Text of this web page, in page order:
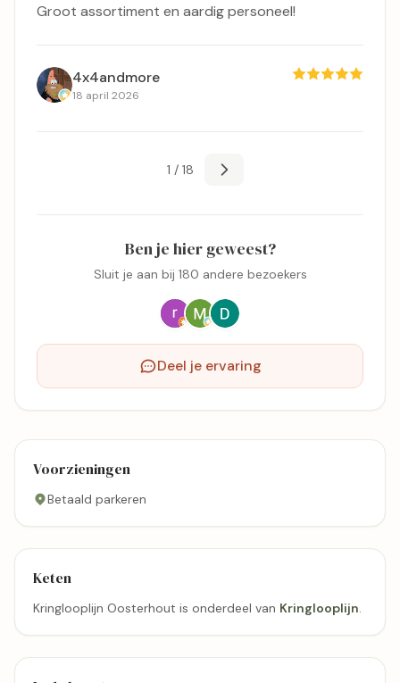
Groot assortiment en aardig personeel!
4x4andmore
18 april 2026
1 / 18
Ben je hier geweest?
Sluit je aan bij 180 andere bezoekers
Deel je ervaring
Voorzieningen
Betaald parkeren
Keten
Kringlooplijn Oosterhout is onderdeel van Kringlooplijn